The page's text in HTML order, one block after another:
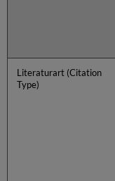
Literaturart (Citation
Type)